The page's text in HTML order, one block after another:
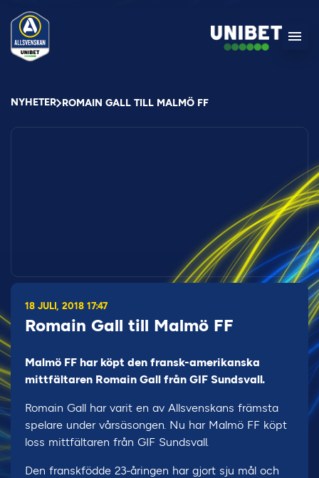
NYHETER ROMAIN GALL TILL MALMÖ FF
18 JULI, 2018 17:47
Romain Gall till Malmö FF
Malmö FF har köpt den fransk-amerikanska
mittfältaren Romain Gall från GIF Sundsvall.
Romain Gall har varit en av Allsvenskans främsta
spelare under vårsäsongen. Nu har Malmö FF köpt
loss mittfältaren från GIF Sundsvall.
Den franskfödde 23-åringen har gjort sju mål och